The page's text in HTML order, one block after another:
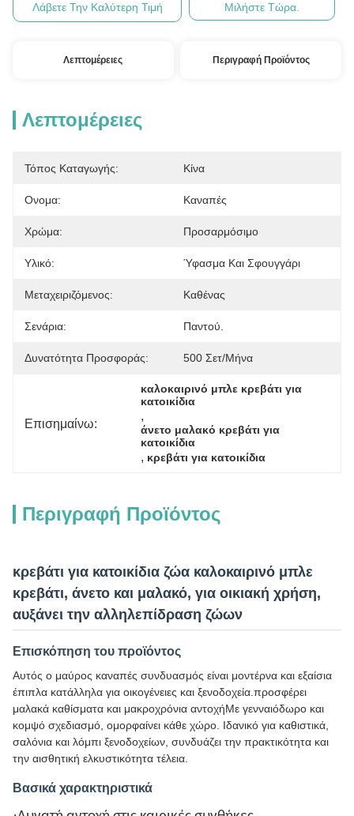
Λάβετε Την Καλύτερη Τιμή Μιλήστε Τώρα.
Λεπτομέρειες Περιγραφή Προϊόντος
Λεπτομέρειες
Τόπος Καταγωγής: Κίνα
Ονομα: Καναπές
Χρώμα: Προσαρμόσιμο
Υλικό: Ύφασμα Και Σφουγγάρι
Μεταχειριζόμενος: Καθένας
Σενάρια: Παντού.
Δυνατότητα Προσφοράς: 500 Σετ/μήνα
Επισημαίνω:
καλοκαιρινό μπλε κρεβάτι για
κατοικίδια
,
άνετο μαλακό κρεβάτι για
κατοικίδια
, κρεβάτι για κατοικίδια
Περιγραφή Προϊόντος
κρεβάτι για κατοικίδια ζώα καλοκαιρινό μπλε
κρεβάτι, άνετο και μαλακό, για οικιακή χρήση,
αυξάνει την αλληλεπίδραση ζώων
Επισκόπηση του προϊόντος
Αυτός ο μαύρος καναπές συνδυασμός είναι μοντέρνα και εξαίσια
έπιπλα κατάλληλα για οικογένειες και ξενοδοχεία.προσφέρει
μαλακά καθίσματα και μακροχρόνια αντοχήΜε γενναιόδωρο και
κομψό σχεδιασμό, ομορφαίνει κάθε χώρο. Ιδανικό για καθιστικά,
σαλόνια και λόμπι ξενοδοχείων, συνδυάζει την πρακτικότητα και
την αισθητική ελκυστικότητα τέλεια.
Βασικά χαρακτηριστικά